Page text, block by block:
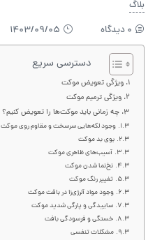
بلاگ
0 دیدگاه 1403/09/05
دسترسی سریع
ویژگی تعویض موکت
ویژگی ترمیم موکت
چه زمانی باید موکت‌ها را تعویض کنیم؟
وجود لکه‌هایی سرسخت و مقاوم روی موکت
بوی بد موکت
آسیب‌های ظاهری موکت
نخ‌نما شدن موکت
تغییر رنگ موکت
وجود مواد آلرژی‌زا در بافت موکت
ساییدگی و پارگی شدید موکت
خستگی و فرسودگی بافت
مشکلات تنفسی